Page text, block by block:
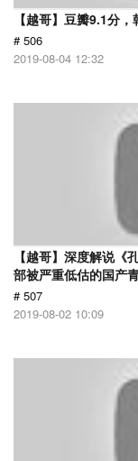
【越哥】豆瓣9.1分
# 506
2019-08-04 12:32
【越哥】深度解说《
部被严重低估的国产
# 507
2019-08-02 10:09